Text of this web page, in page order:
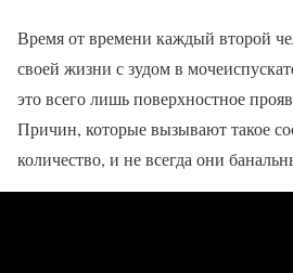
Время от времени каждый второй
своей жизни с зудом в
это всего лишь поверхностное
Причин, которые вызывают такое
количество, и не всегда они